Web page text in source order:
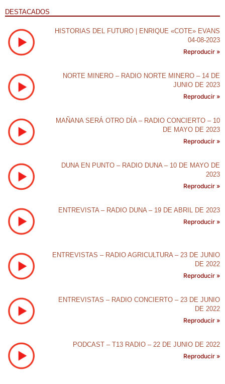
DESTACADOS
HISTORIAS DEL FUTURO | ENRIQUE «COTE» EVANS
04-08-2023
Reproducir »
NORTE MINERO – RADIO NORTE MINERO – 14 DE
JUNIO DE 2023
Reproducir »
MAÑANA SERÁ OTRO DÍA – RADIO CONCIERTO – 10
DE MAYO DE 2023
Reproducir »
DUNA EN PUNTO – RADIO DUNA – 10 DE MAYO DE
2023
Reproducir »
ENTREVISTA – RADIO DUNA – 19 DE ABRIL DE 2023
Reproducir »
ENTREVISTAS – RADIO AGRICULTURA – 23 DE JUNIO
DE 2022
Reproducir »
ENTREVISTAS – RADIO CONCIERTO – 23 DE JUNIO
DE 2022
Reproducir »
PODCAST – T13 RADIO – 22 DE JUNIO DE 2022
Reproducir »